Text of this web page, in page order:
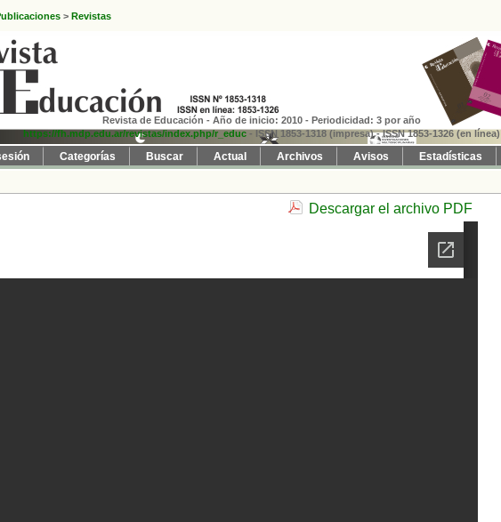
> Revistas
Revista de Educación - Año de inicio: 2010 - Periodicidad: 3 por año
https://fh.mdp.edu.ar/revistas/index.php/r_educ - ISSN 1853-1318 (impresa) - ISSN 1853-1326 (en línea)
Categorías Buscar Actual Archivos Avisos Estadísticas
Descargar el archivo PDF